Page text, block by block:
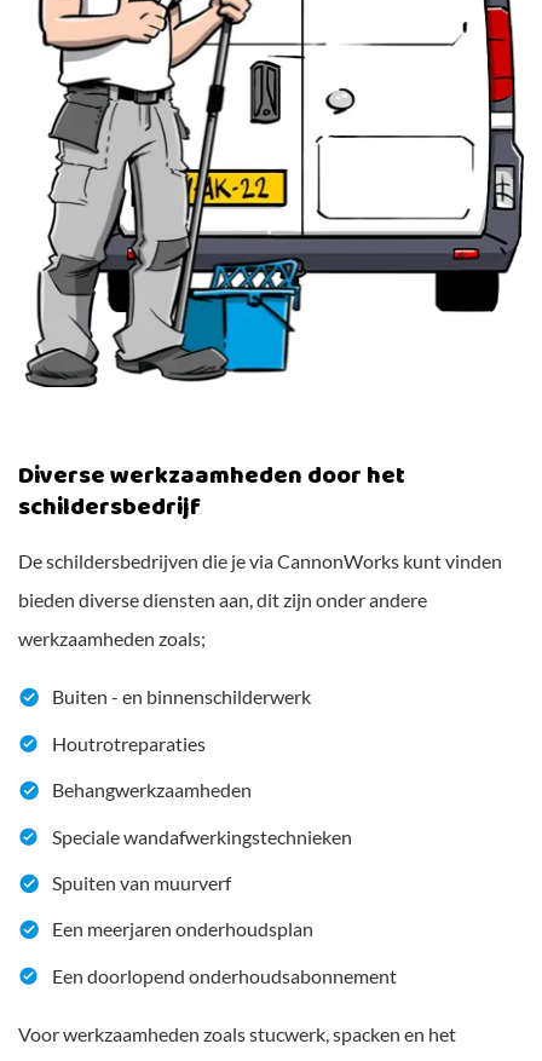
Diverse werkzaamheden door het
schildersbedrijf
De schildersbedrijven die je via CannonWorks kunt vinden
bieden diverse diensten aan, dit zijn onder andere
werkzaamheden zoals;
Buiten - en binnenschilderwerk
Houtrotreparaties
Behangwerkzaamheden
Speciale wandafwerkingstechnieken
Spuiten van muurverf
Een meerjaren onderhoudsplan
Een doorlopend onderhoudsabonnement
Voor werkzaamheden zoals stucwerk, spacken en het